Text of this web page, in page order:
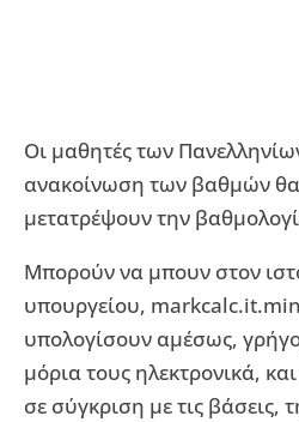
Οι μαθητές των
ανακοίνωση των βαθμών θα
μετατρέψουν την
Μπορούν να μπουν στον
υπουργείου,
υπολογίσουν αμέσως,
μόρια τους ηλεκτρονικά,
σε σύγκριση με τις βάσεις,